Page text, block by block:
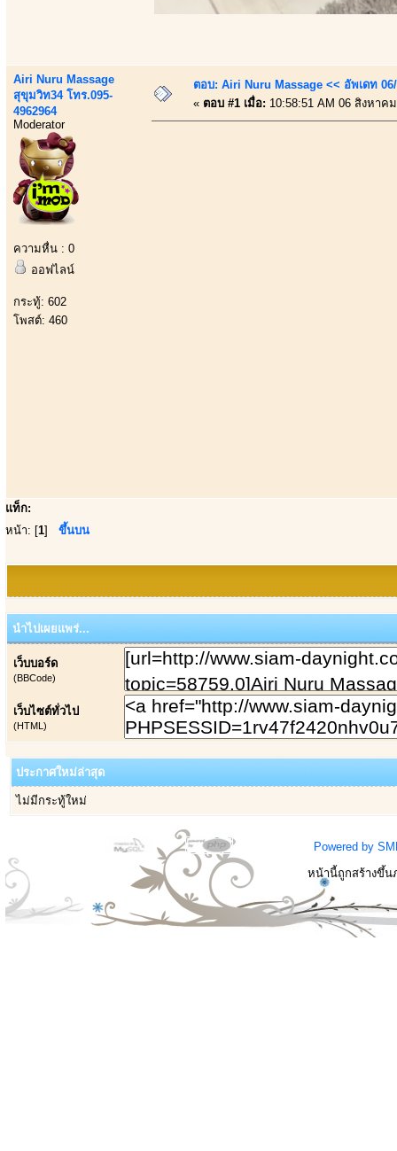
Airi Nuru Massage
สุขุมวิท34 โทร.095-
4962964
Moderator
ความหื่น : 0
ออฟไลน์
กระทู้: 602
โพสต์: 460
ตอบ: Airi Nuru Massage << อัพเดท
« ตอบ #1 เมื่อ: 10:58:51 AM 06 สิงหาค
แท็ก:
หน้า: [1] ขึ้นบน
นำไปเผยแพร่...
เว็บบอร์ด
(BBCode)
เว็บไซต์ทั่วไป
(HTML)
ประกาศใหม่ล่าสุด
ไม่มีกระทู้ใหม่
Powered by
หน้านี้ถูกสร้างขึ้น